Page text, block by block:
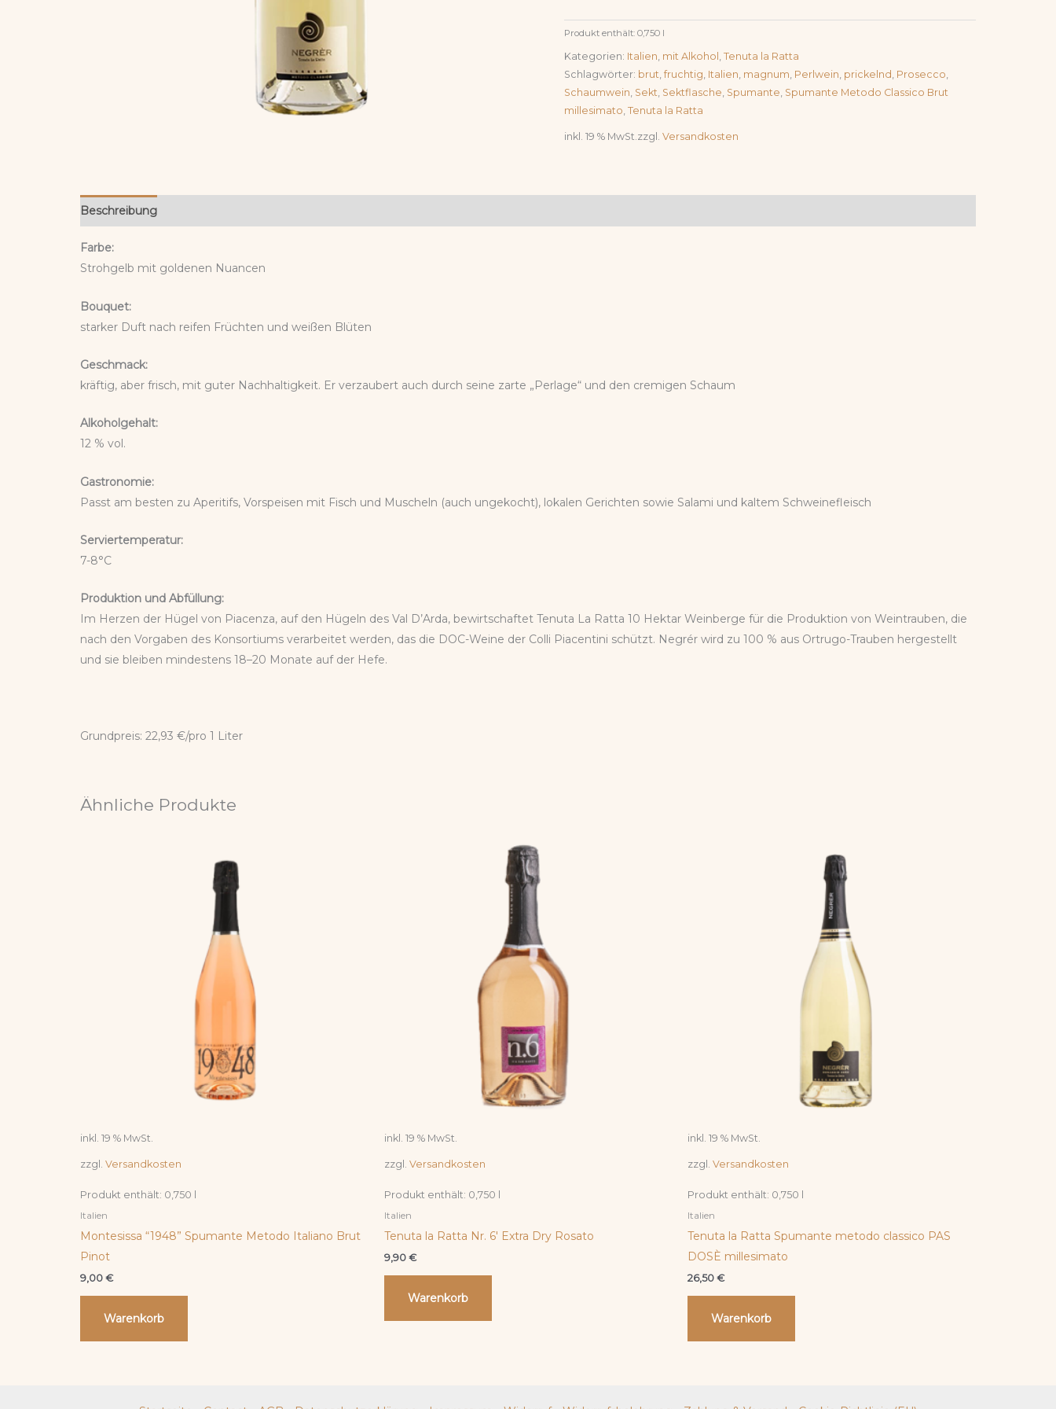
Produkt enthält: 0,750 l
Kategorien: Italien, mit Alkohol , Tenuta la Ratta
Schlagwörter: brut, fruchtig, Italien, magnum, Perlwein, prickelnd , Prosecco,
Schaumwein, Sekt, Sektflasche, Spumante, Spumante Metodo Classico Brut
millesimato, Tenuta la Ratta
inkl. 19 % MwSt.zzgl. Versandkosten
Beschreibung
Farbe:
Strohgelb mit goldenen Nuancen
Bouquet:
starker Duft nach reifen Früchten und weißen Blüten
Geschmack:
kräftig, aber frisch, mit guter Nachhaltigkeit. Er verzaubert auch durch seine zarte „Perlage“ und den cremigen Schaum
Alkoholgehalt:
12 % vol.
Gastronomie:
Passt am besten zu Aperitifs, Vorspeisen mit Fisch und Muscheln (auch ungekocht), lokalen Gerichten sowie Salami und kaltem Schweinefleisch
Serviertemperatur:
7-8°C
Produktion und Abfüllung:
Im Herzen der Hügel von Piacenza, auf den Hügeln des Val D’Arda, bewirtschaftet Tenuta La Ratta 10 Hektar Weinberge für die Produktion von Weintrauben, die
nach den Vorgaben des Konsortiums verarbeitet werden, das die DOC-Weine der Colli Piacentini schützt. Negrér wird zu 100 % aus Ortrugo-Trauben hergestellt
und sie bleiben mindestens 18–20 Monate auf der Hefe.
Grundpreis: 22,93 €/pro 1 Liter
Ähnliche Produkte
inkl. 19 % MwSt.
zzgl. Versandkosten
Produkt enthält: 0,750
Italien
Montesissa “1948” Spumante Metodo Italiano Brut
Pinot
9,00 €
Warenkorb
inkl. 19 % MwSt.
zzgl. Versandkosten
Produkt enthält: 0,750
Italien
Tenuta la Ratta Nr. 6′ Extra Dry Rosato
9,90 €
Warenkorb
inkl. 19 % MwSt.
zzgl.Versandkosten
Produkt enthält: 0,750
Italien
Tenuta la Ratta Spumante metodo classico PAS
DOSÈ millesimato
26,50€
Warenkorb